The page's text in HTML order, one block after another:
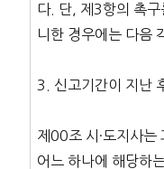
다. 단, 제3항의 촉
니한 경우에는 다음
3. 신고기간이 지난
제00조 시·도지사는
어느 하나에 해당하